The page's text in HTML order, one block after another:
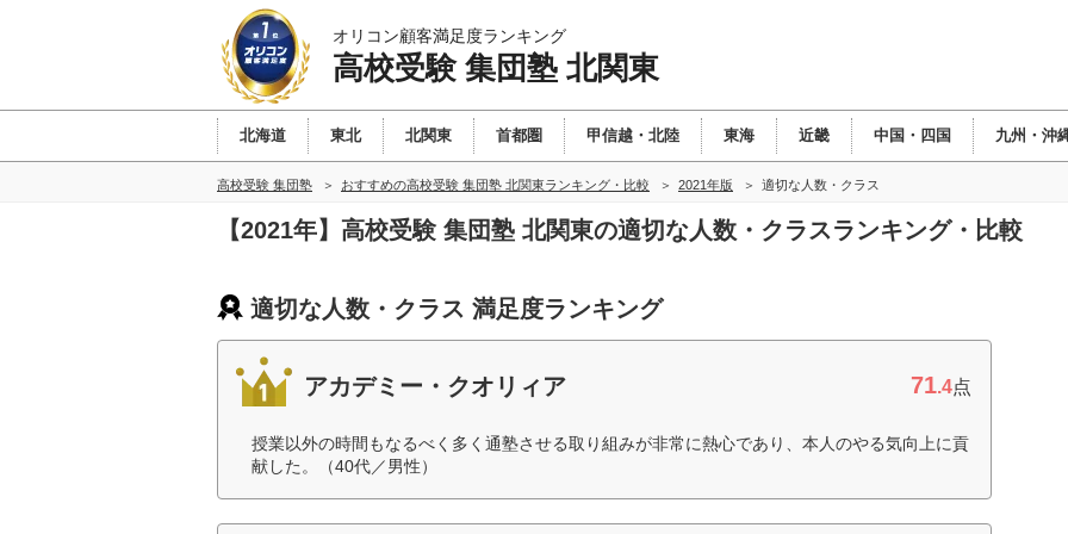
オリコン顧客満足度ランキング
高校受験 集団塾 北関東
北海道 東北 北関東 首都圏 甲信越・北陸 東海 近畿 中国・四国 九州・沖
高校受験 集団塾 おすすめの高校受験 集団塾 北関東ランキング・比較 2021年版 適切な人数・クラス
【2021年】高校受験 集団塾 北関東の適切な人数・クラスランキング・比較
適切な人数・クラス 満足度ランキング
アカデミー・クオリィア 71.4点
授業以外の時間もなるべく多く通塾させる取り組みが非常に熱心であり、本人のやる気向上に貢
献した。（40代／男性）